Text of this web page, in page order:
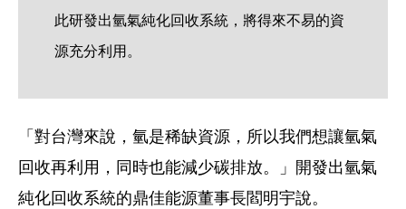
此研發出氫氣純化回收系統，將得來不易的資
源充分利用。
「對台灣來說，氫是稀缺資源，所以我們想讓氫氣
回收再利用，同時也能減少碳排放。」開發出氫氣
純化回收系統的鼎佳能源董事長閻明宇說。